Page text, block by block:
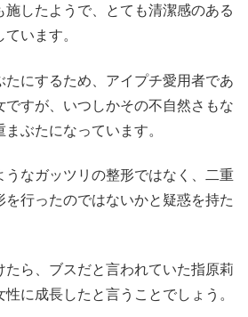
したようで、とても清潔感のある
います。
たにするため、アイプチ愛用者であ
ですが、いつしかその不自然さもな
ぶたになっています。
うなガッツリの整形ではなく、二重
を行ったのではないかと疑惑を持た
たら、ブスだと言われていた指原莉
に成長したと言うことでしょう。